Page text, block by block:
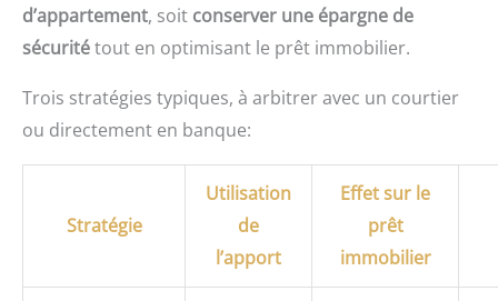
d’appartement, soit conserver une épargne de
sécuritétout en optimisant le prêt immobilier.
Trois stratégies typiques, à arbitrer avec un courtier
ou directement en banque:
Stratégie
Utilisation
de
l’apport
Effet sur le
prêt
immobilier